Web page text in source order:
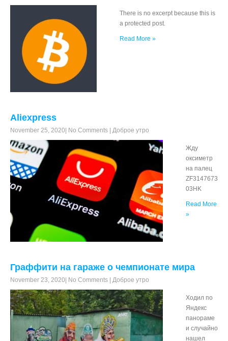
There is no excerpt because this is
a protected post.
Read More »
Aliexpress
November 25, 2020| No Comments | Доброе утро
Жду
оксиметр
на палец
ZF3147673
03HK
Read More
»
Граффити на гараже о чемпионате мира
November 23, 2020| No Comments | Доброе утро
Ходил по
Яндекс
панораме
и случайно
нашел